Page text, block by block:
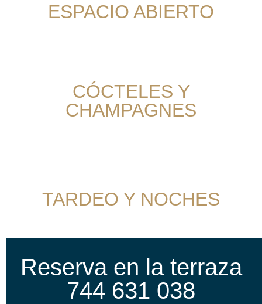
ESPACIO ABIERTO
CÓCTELES Y
CHAMPAGNES
TARDEO Y NOCHES
Reserva en la terraza
744 631 038